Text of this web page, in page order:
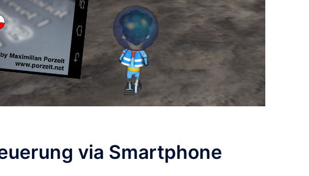
via Smartphone